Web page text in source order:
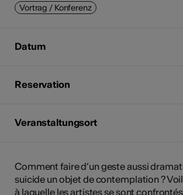
Vortrag / Konferenz
Datum
Reservation
Veranstaltungsort
Comment faire d’un geste aussi
suicide un objet de contemplation ?
à laquelle les artistes se sont confrontés